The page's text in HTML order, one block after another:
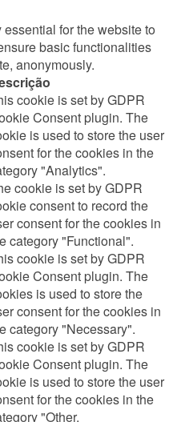
for the website to
basic functionalities
anonymously.
cookie is set by GDPR
Consent plugin. The
is used to store the user
for the cookies in the
"Analytics".
cookie is set by GDPR
consent to record the
consent for the cookies in
category "Functional".
cookie is set by GDPR
Consent plugin. The
is used to store the
consent for the cookies in
category "Necessary".
cookie is set by GDPR
Consent plugin. The
is used to store the user
for the cookies in the
"Other.